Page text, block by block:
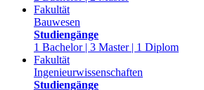
Fakultät
Bauwesen
Studiengänge
1 Bachelor | 3 Master | 1 Diplom
Fakultät
Ingenieurwissenschaften
Studiengänge